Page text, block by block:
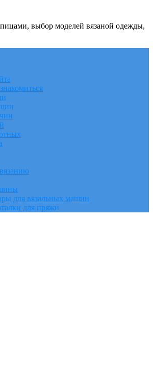
выбор моделей вязаной одежды,
для вязальных машин
для пряжи